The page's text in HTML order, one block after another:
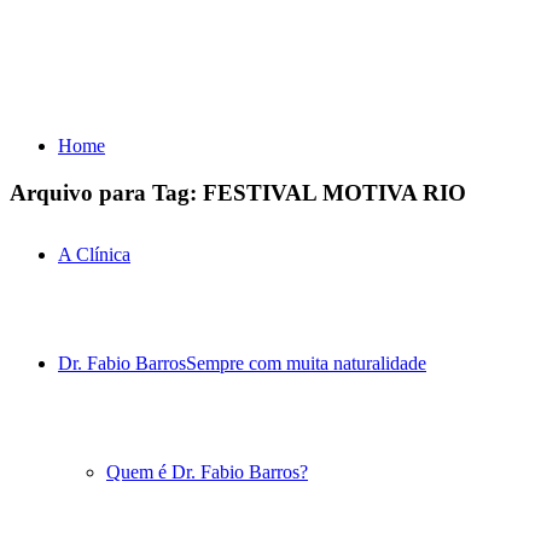
Home
A Clínica
Dr. Fabio BarrosSempre com muita naturalidade
Quem é Dr. Fabio Barros?
Arquivo para Tag: FESTIVAL MOTIVA RIO